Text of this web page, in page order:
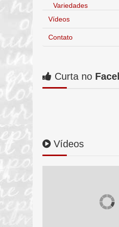
Variedades
Vídeos
Contato
Curta no
Vídeos